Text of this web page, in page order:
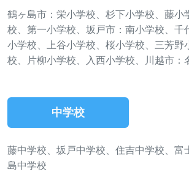
鶴ヶ島市：栄小学校、杉下小学校、藤小
校、第一小学校、坂戸市：南小学校、千
小学校、上谷小学校、桜小学校、三芳野
校、片柳小学校、入西小学校、川越市：
中学校
藤中学校、坂戸中学校、住吉中学校、富
島中学校